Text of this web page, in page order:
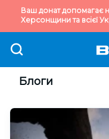
Ваш донат допомагає
Херсонщини та всієї
Блоги